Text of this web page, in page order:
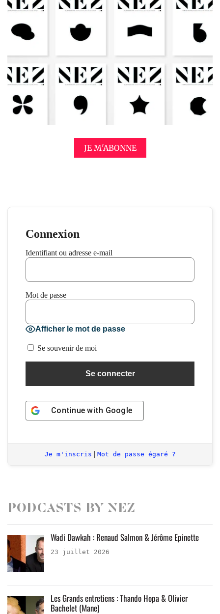
JE M'ABONNE
Connexion
Identifiant ou adresse e-mail
Mot de passe
Afficher le mot de passe
Se souvenir de moi
Continue with Google
Je m'inscris | Mot de passe égaré ?
Podcasts by Nez
Wadi Dawkah : Renaud Salmon & Jérôme Epinette
23 juillet 2026
Les Grands entretiens : Thando Hopa & Olivier
Bachelet (Mane)